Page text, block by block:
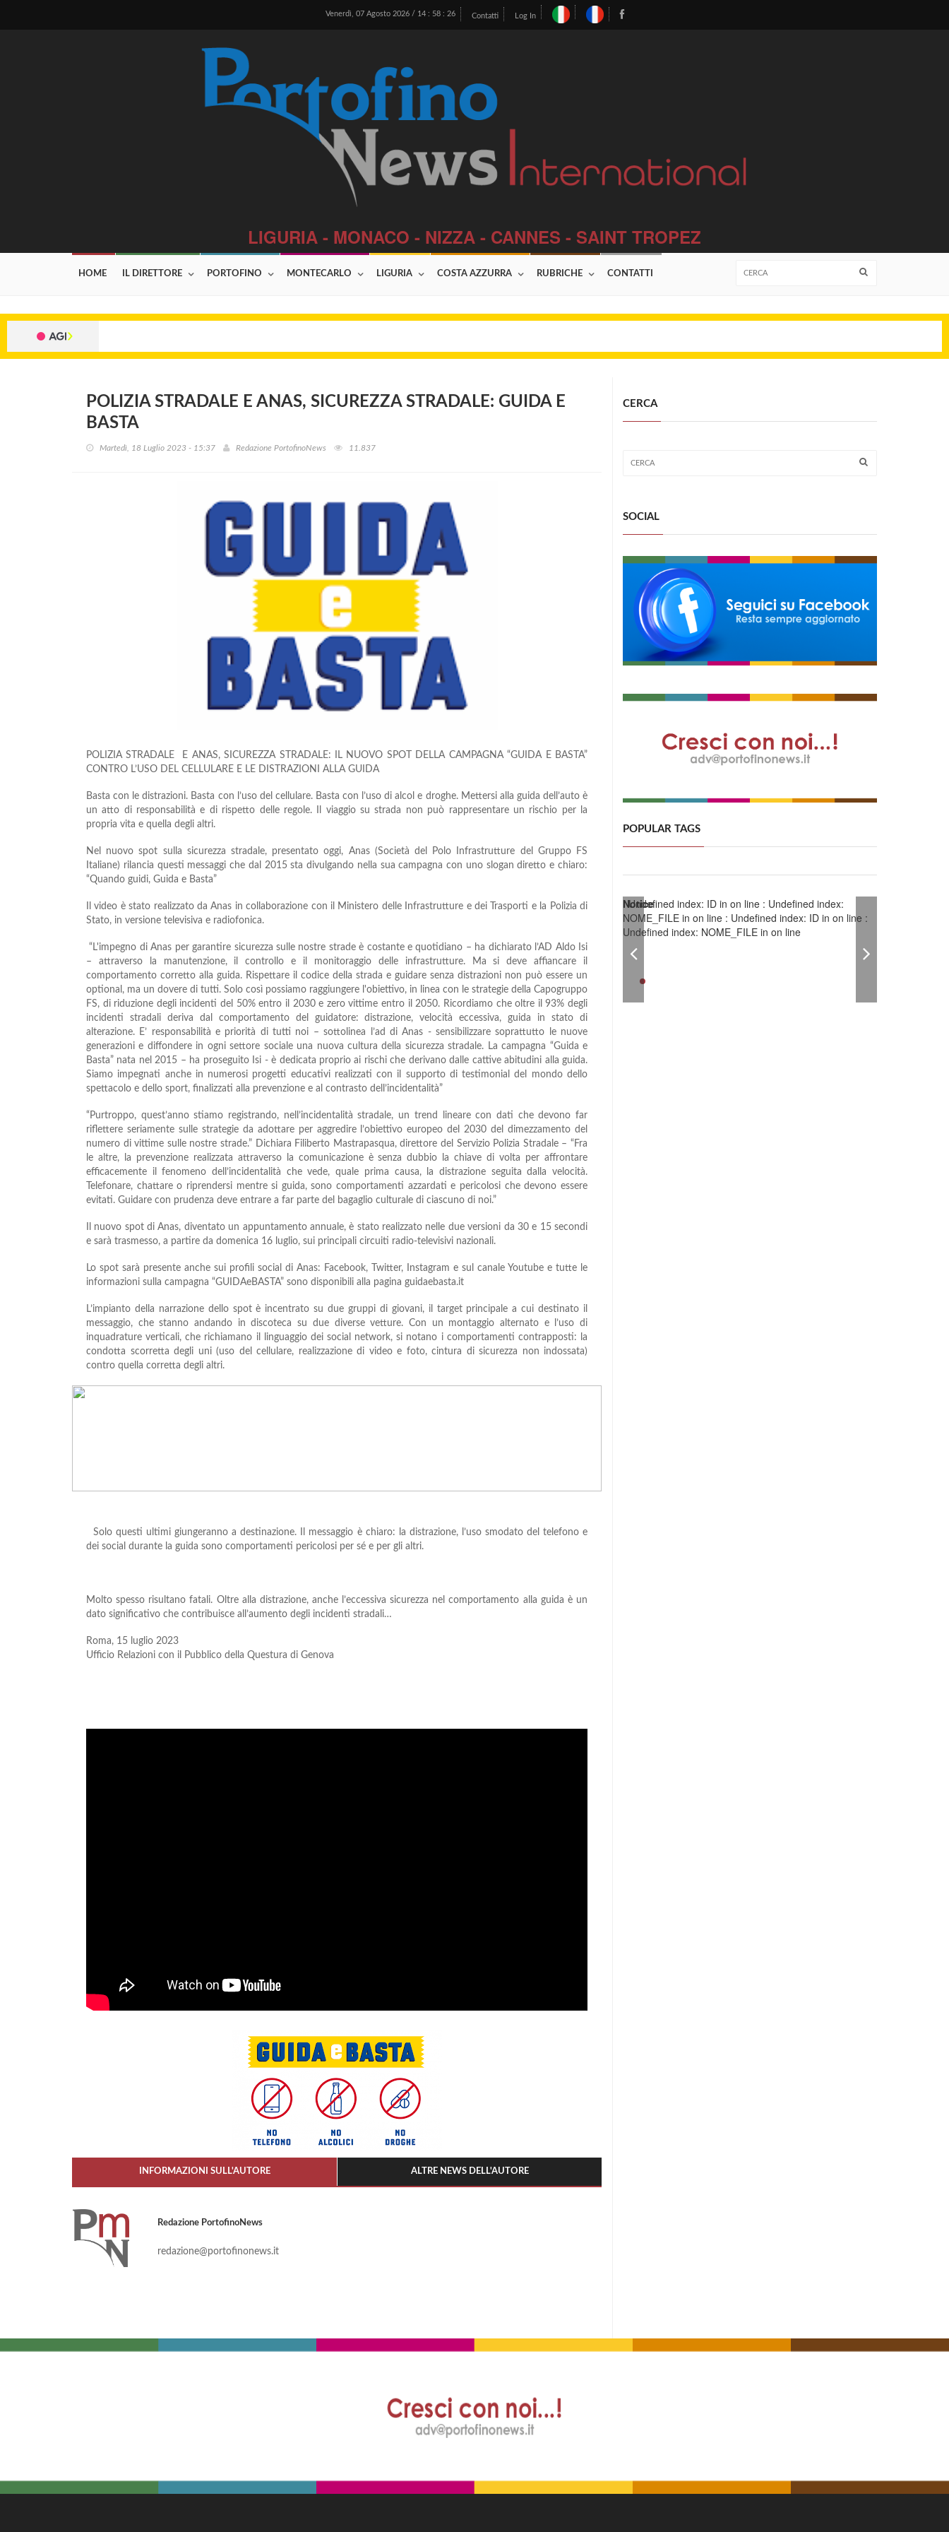
Venerdì, 07 Agosto 2026 / 14: 58: 27 Contatti Log In
LIGURIA - MONACO - NIZZA - CANNES - SAINT TROPEZ
HOME IL DIRETTORE PORTOFINO MONTECARLO LIGURIA COSTA AZZURRA RUBRICHE CONTATTI
POLIZIA STRADALE E ANAS, SICUREZZA STRADALE: GUIDA E
BASTA
Martedì, 18 Luglio 2023 - 15:37 Redazione PortofinoNews 11.837
POLIZIA STRADALE E ANAS, SICUREZZA STRADALE: IL NUOVO SPOT DELLA CAMPAGNA “GUIDA E BASTA”
CONTRO L’USO DEL CELLULARE E LE DISTRAZIONI ALLA GUIDA
Basta con le distrazioni. Basta con l’uso del cellulare. Basta con l’uso di alcol e droghe. Mettersi alla guida dell’auto è
un atto di responsabilità e di rispetto delle regole. Il viaggio su strada non può rappresentare un rischio per la
propria vita e quella degli altri.
Nel nuovo spot sulla sicurezza stradale, presentato oggi, Anas (Società del Polo Infrastrutture del Gruppo FS
Italiane) rilancia questi messaggi che dal 2015 sta divulgando nella sua campagna con uno slogan diretto e chiaro:
“Quando guidi, Guida e Basta”
Il video è stato realizzato da Anas in collaborazione con il Ministero delle Infrastrutture e dei Trasporti e la Polizia di
Stato, in versione televisiva e radiofonica.
“L'impegno di Anas per garantire sicurezza sulle nostre strade è costante e quotidiano – ha dichiarato l’AD Aldo Isi
– attraverso la manutenzione, il controllo e il monitoraggio delle infrastrutture. Ma si deve affiancare il
comportamento corretto alla guida. Rispettare il codice della strada e guidare senza distrazioni non può essere un
optional, ma un dovere di tutti. Solo così possiamo raggiungere l'obiettivo, in linea con le strategie della Capogruppo
FS, di riduzione degli incidenti del 50% entro il 2030 e zero vittime entro il 2050. Ricordiamo che oltre il 93% degli
incidenti stradali deriva dal comportamento del guidatore: distrazione, velocità eccessiva, guida in stato di
alterazione. E’ responsabilità e priorità di tutti noi – sottolinea l’ad di Anas - sensibilizzare soprattutto le nuove
generazioni e diffondere in ogni settore sociale una nuova cultura della sicurezza stradale. La campagna “Guida e
Basta” nata nel 2015 – ha proseguito Isi - è dedicata proprio ai rischi che derivano dalle cattive abitudini alla guida.
Siamo impegnati anche in numerosi progetti educativi realizzati con il supporto di testimonial del mondo dello
spettacolo e dello sport, finalizzati alla prevenzione e al contrasto dell’incidentalità”
“Purtroppo, quest’anno stiamo registrando, nell’incidentalità stradale, un trend lineare con dati che devono far
riflettere seriamente sulle strategie da adottare per aggredire l’obiettivo europeo del 2030 del dimezzamento del
numero di vittime sulle nostre strade.” Dichiara Filiberto Mastrapasqua, direttore del Servizio Polizia Stradale – “Fra
le altre, la prevenzione realizzata attraverso la comunicazione è senza dubbio la chiave di volta per affrontare
efficacemente il fenomeno dell’incidentalità che vede, quale prima causa, la distrazione seguita dalla velocità.
Telefonare, chattare o riprendersi mentre si guida, sono comportamenti azzardati e pericolosi che devono essere
evitati. Guidare con prudenza deve entrare a far parte del bagaglio culturale di ciascuno di noi.”
Il nuovo spot di Anas, diventato un appuntamento annuale, è stato realizzato nelle due versioni da 30 e 15 secondi
e sarà trasmesso, a partire da domenica 16 luglio, sui principali circuiti radio-televisivi nazionali.
Lo spot sarà presente anche sui profili social di Anas: Facebook, Twitter, Instagram e sul canale Youtube e tutte le
informazioni sulla campagna “GUIDAeBASTA” sono disponibili alla pagina guidaebasta.it
L’impianto della narrazione dello spot è incentrato su due gruppi di giovani, il target principale a cui destinato il
messaggio, che stanno andando in discoteca su due diverse vetture. Con un montaggio alternato e l’uso di
inquadrature verticali, che richiamano il linguaggio dei social network, si notano i comportamenti contrapposti: la
condotta scorretta degli uni (uso del cellulare, realizzazione di video e foto, cintura di sicurezza non indossata)
contro quella corretta degli altri.
Solo questi ultimi giungeranno a destinazione. Il messaggio è chiaro: la distrazione, l’uso smodato del telefono e
dei social durante la guida sono comportamenti pericolosi per sé e per gli altri.
Molto spesso risultano fatali. Oltre alla distrazione, anche l’eccessiva sicurezza nel comportamento alla guida è un
dato significativo che contribuisce all’aumento degli incidenti stradali…
Roma, 15 luglio 2023
Ufficio Relazioni con il Pubblico della Questura di Genova
INFORMAZIONI SULL'AUTORE ALTRE NEWS DELL'AUTORE
Redazione PortofinoNews
redazione@portofinonews.it
CERCA
SOCIAL
POPULAR TAGS
Notice
: Undefined index: ID in on line : Undefined index:
NOME_FILE in on line : Undefined index: ID in on line :
Undefined index: NOME_FILE in on line